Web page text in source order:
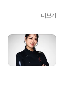
더보기